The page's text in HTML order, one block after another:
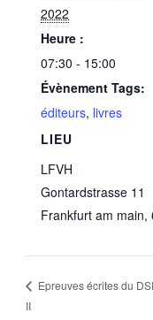
2022
Heure :
07:30 - 15:00
Évènement Tags:
éditeurs, livres
LIEU
LFVH
Gontardstrasse 11
Frankfurt am main,
Epreuves écrites du
II